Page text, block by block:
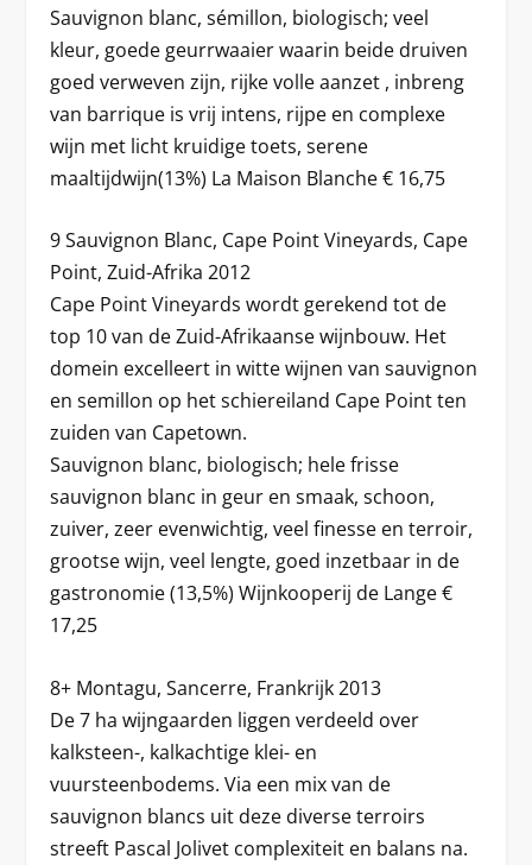
Sauvignon blanc, sémillon, biologisch; veel
kleur, goede geurrwaaier waarin beide druiven
goed verweven zijn, rijke volle aanzet , inbreng
van barrique is vrij intens, rijpe en complexe
wijn met licht kruidige toets, serene
maaltijdwijn(13%) La Maison Blanche € 16,75
9 Sauvignon Blanc, Cape Point Vineyards, Cape
Point, Zuid-Afrika 2012
Cape Point Vineyards wordt gerekend tot de
top 10 van de Zuid-Afrikaanse wijnbouw. Het
domein excelleert in witte wijnen van sauvignon
en semillon op het schiereiland Cape Point ten
zuiden van Capetown.
Sauvignon blanc, biologisch; hele frisse
sauvignon blanc in geur en smaak, schoon,
zuiver, zeer evenwichtig, veel finesse en terroir,
grootse wijn, veel lengte, goed inzetbaar in de
gastronomie (13,5%) Wijnkooperij de Lange €
17,25
8+ Montagu, Sancerre, Frankrijk 2013
De 7 ha wijngaarden liggen verdeeld over
kalksteen-, kalkachtige klei- en
vuursteenbodems. Via een mix van de
sauvignon blancs uit deze diverse terroirs
streeft Pascal Jolivet complexiteit en balans na.